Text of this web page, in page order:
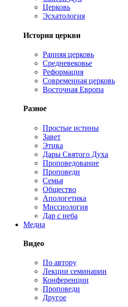
Церковь
Эсхатология
История церкви
Ранняя церковь
Средневековье
Реформация
Современная церковь
Восточная Европа
Разное
Простые истины
Завет
Этика
Дары Святого Духа
Проповедование
Проповеди
Семья
Общество
Апологетика
Миссиология
Дар с неба
Медиа
Видео
По автору
Лекции семинарии
Конференции
Проповеди
Другое